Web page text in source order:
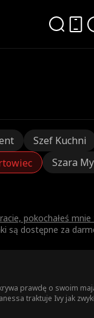
Szef Kuchni
Szara
pokochałeś
są dostępne za
prawdę o swoim
traktuje Ivy jak